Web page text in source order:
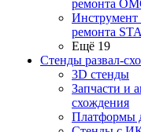
ремонта
Инструмент
ремонта
Ещё 19
Стенды развал-
3D стенды
Запчасти и
схождения
Платформы